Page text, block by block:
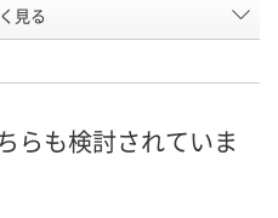
544245
見る
らも検討されていま